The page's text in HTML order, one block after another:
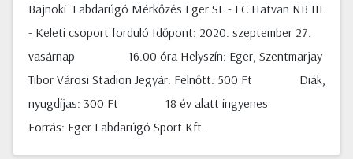
Bajnoki Labdarúgó Mérkőzés Eger SE - FC Hatvan NB III.
- Keleti csoport forduló Időpont: 2020. szeptember 27.
vasárnap 16.00 óra Helyszín: Eger, Szentmarjay
Tibor Városi Stadion Jegyár: Felnőtt: 500 Ft Diák,
nyugdíjas: 300 Ft 18 év alatt ingyenes
Forrás: Eger Labdarúgó Sport Kft.